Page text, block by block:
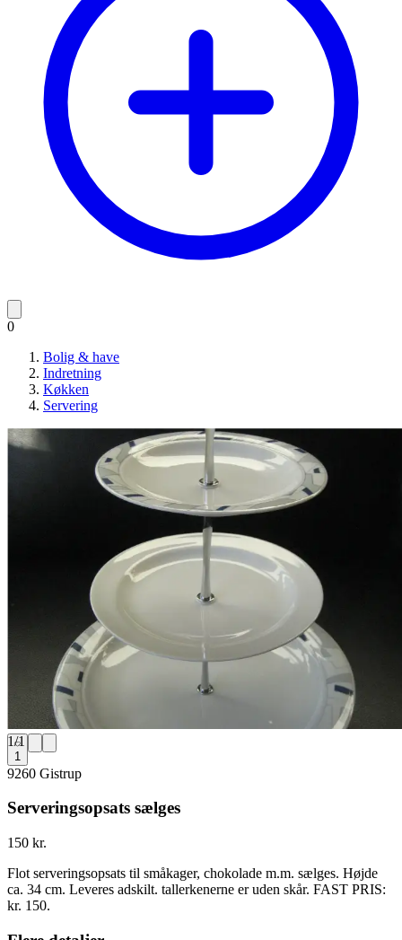
0
Bolig & have
Indretning
Køkken
Servering
1/1
1
9260 Gistrup
Serveringsopsats sælges
150 kr.
Flot serveringsopsats til småkager, chokolade m.m. sælges. Højde
ca. 34 cm. Leveres adskilt. tallerkenerne er uden skår. FAST PRIS:
kr. 150.